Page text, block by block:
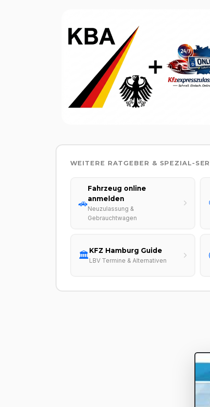
WEITERE RATGEBER & SPEZIAL-
🚗
Fahrzeug online
anmelden
Neuzulassung &
Gebrauchtwagen
🏛️KFZ Hamburg Guide
LBV Termine & Alternativen